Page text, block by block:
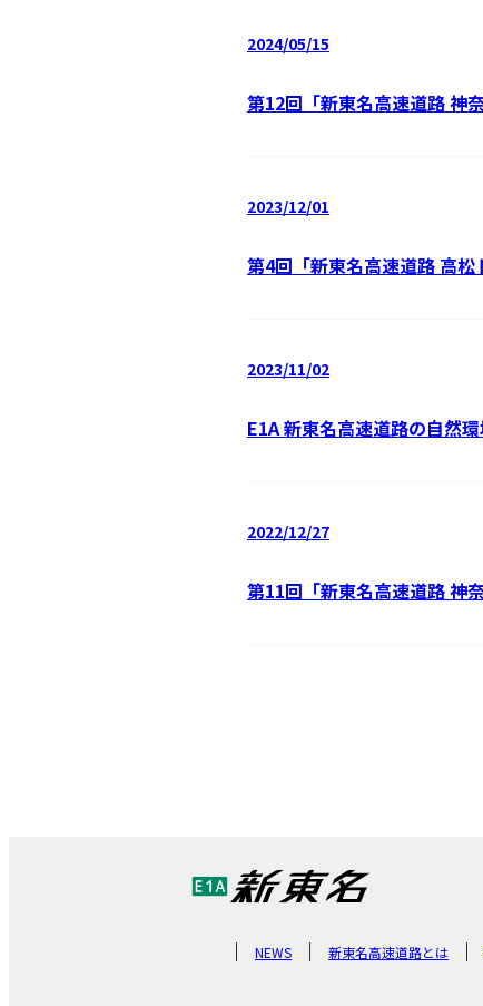
2024/05/15
第12回「新東名高速道路 神
2023/12/01
第4回「新東名高速道路 高
2023/11/02
E1A 新東名高速道路の自然
2022/12/27
第11回「新東名高速道路 神
NEWS 新東名高速道路とは